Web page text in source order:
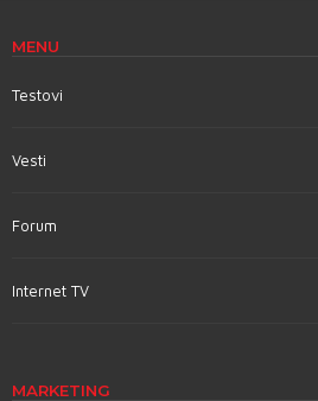
MENU
Testovi
Vesti
Forum
Internet TV
MARKETING